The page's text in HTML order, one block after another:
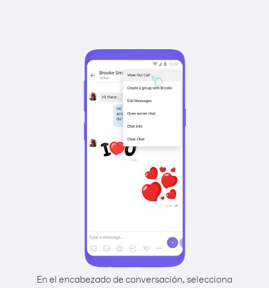
En el encabezado de conversación, selecciona